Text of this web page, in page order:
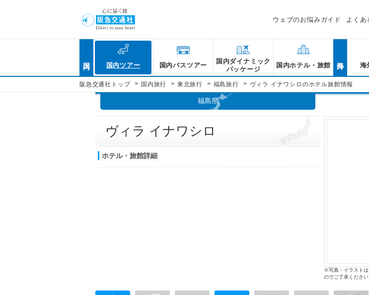
ウェブのお悩みガイド よくあ
国内ツアー 国内バスツアー
国内ダイナミック
パッケージ
国内ホテル・旅館 海
阪急交通社トップ > 国内旅行 > 東北旅行 > 福島旅行 > ヴィラ イナワシロのホテル旅館情報
福島県
ヴィラ イナワシロ
ホテル・旅館詳細
※写真・イラストは
のでご了承ください